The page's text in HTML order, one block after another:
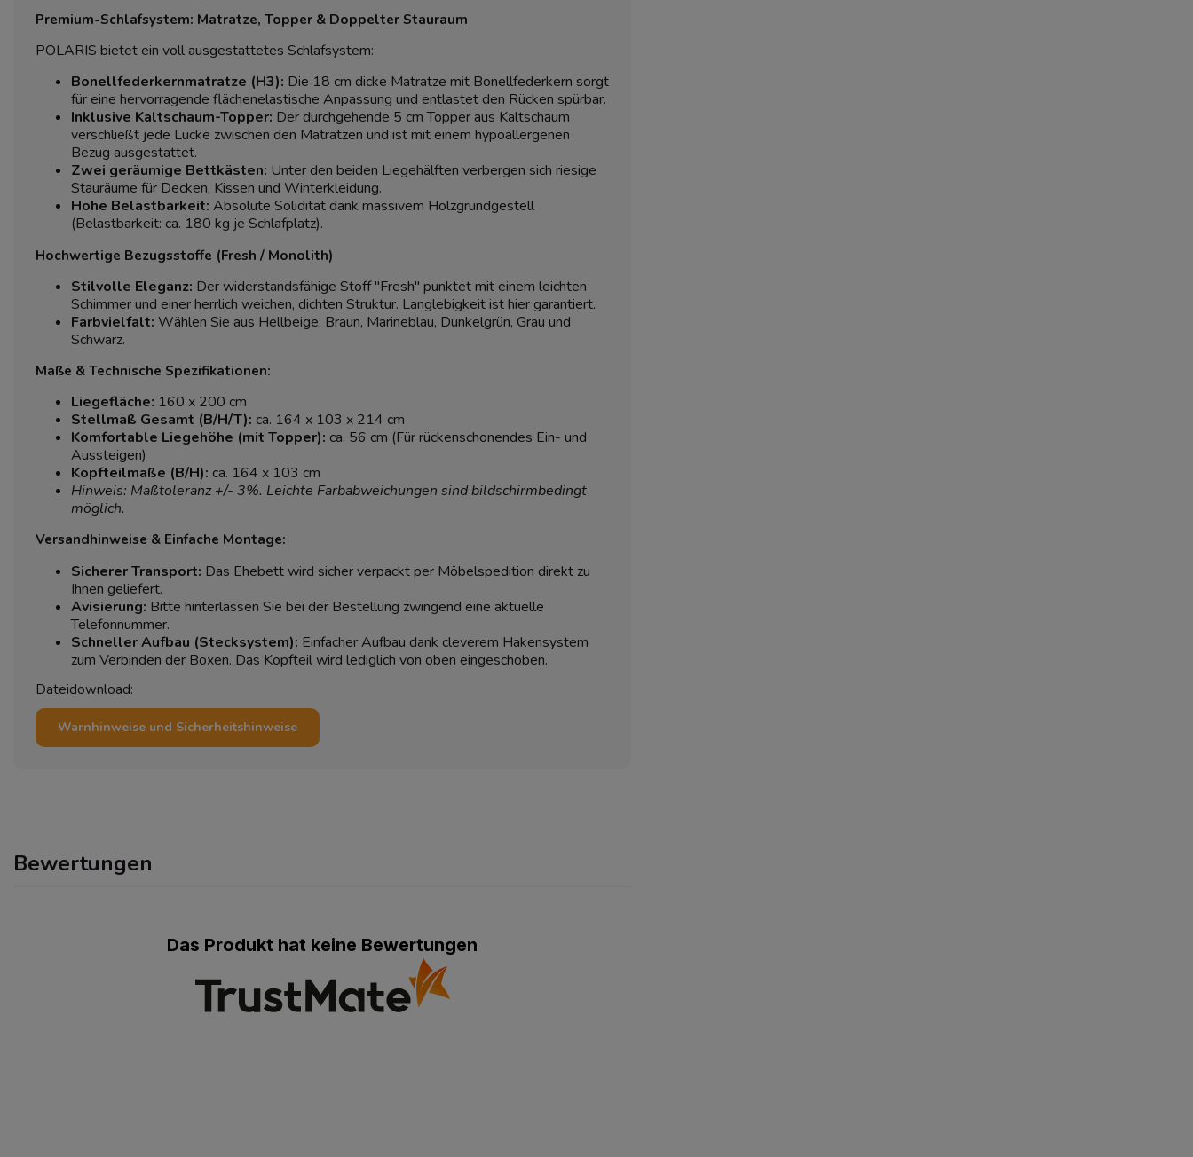
Premium-Schlafsystem: Matratze, Topper & Doppelter Stauraum
POLARIS bietet ein voll ausgestattetes Schlafsystem:
Bonellfederkernmatratze (H3): Die 18 cm dicke Matratze mit Bonellfederkern sorgt
für eine hervorragende flächenelastische Anpassung und entlastet den Rücken spürbar.
Inklusive Kaltschaum-Topper: Der durchgehende 5 cm Topper aus Kaltschaum
verschließt jede Lücke zwischen den Matratzen und ist mit einem hypoallergenen
Bezug ausgestattet.
Zwei geräumige Bettkästen: Unter den beiden Liegehälften verbergen sich riesige
Stauräume für Decken, Kissen und Winterkleidung.
Hohe Belastbarkeit: Absolute Solidität dank massivem Holzgrundgestell
(Belastbarkeit: ca. 180 kg je Schlafplatz).
Hochwertige Bezugsstoffe (Fresh / Monolith)
Stilvolle Eleganz: Der widerstandsfähige Stoff "Fresh" punktet mit einem leichten
Schimmer und einer herrlich weichen, dichten Struktur. Langlebigkeit ist hier garantiert.
Farbvielfalt: Wählen Sie aus Hellbeige, Braun, Marineblau, Dunkelgrün, Grau und
Schwarz.
Maße & Technische Spezifikationen:
Liegefläche: 160 x 200 cm
Stellmaß Gesamt (B/H/T): ca. 164 x 103 x 214 cm
Komfortable Liegehöhe (mit Topper): ca. 56 cm (Für rückenschonendes Ein- und
Aussteigen)
Kopfteilmaße (B/H): ca. 164 x 103 cm
Hinweis: Maßtoleranz +/- 3%. Leichte Farbabweichungen sind bildschirmbedingt
möglich.
Versandhinweise & Einfache Montage:
Sicherer Transport: Das Ehebett wird sicher verpackt per Möbelspedition direkt zu
Ihnen geliefert.
Avisierung: Bitte hinterlassen Sie bei der Bestellung zwingend eine aktuelle
Telefonnummer.
Schneller Aufbau (Stecksystem): Einfacher Aufbau dank cleverem Hakensystem
zum Verbinden der Boxen. Das Kopfteil wird lediglich von oben eingeschoben.
Dateidownload:
Warnhinweise und Sicherheitshinweise
Bewertungen
Das Produkt hat keine Bewertungen